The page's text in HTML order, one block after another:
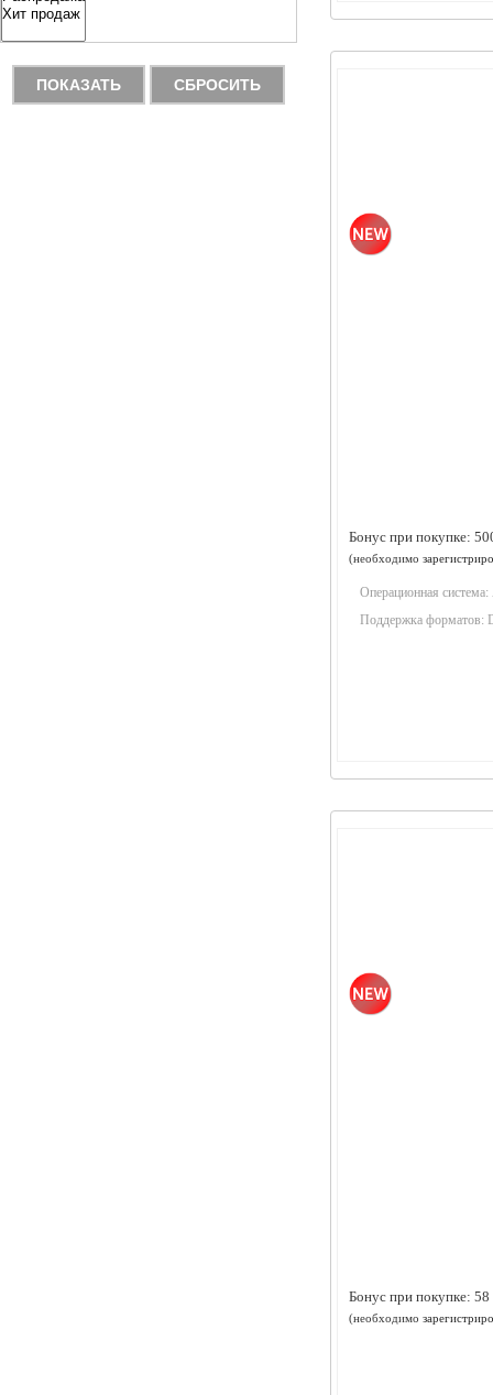
ПОКАЗАТЬ СБРОСИТЬ
Бонус при покупке:
(необходимо
Операционная система:
Поддержка форматов:
Бонус при покупке: 58
(необходимо